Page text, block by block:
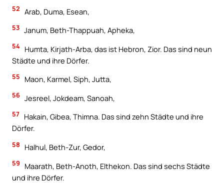
52 Arab, Duma, Esean,
53 Janum, Beth-Thappuah, Apheka,
54 Humta, Kirjath-Arba, das ist Hebron, Zior. Das sind neun
Städte und ihre Dörfer.
55 Maon, Karmel, Siph, Jutta,
56 Jesreel, Jokdeam, Sanoah,
57 Hakain, Gibea, Thimna. Das sind zehn Städte und ihre
Dörfer.
58 Halhul, Beth-Zur, Gedor,
59
Maarath, Beth-Anoth, Elthekon. Das sind sechs Städte
und ihre Dörfer.